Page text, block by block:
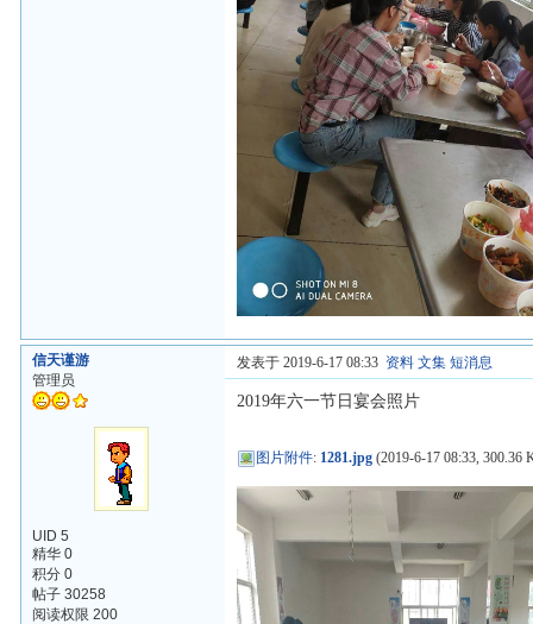
信天谨游
管理员
UID 5
精华 0
积分 0
帖子 30258
阅读权限 200
发表于 2019-6-17 08:33 资料 文集 短消息
2019年六一节日宴会照片
图片附件: 1281.jpg (2019-6-17 08:33, 300.36